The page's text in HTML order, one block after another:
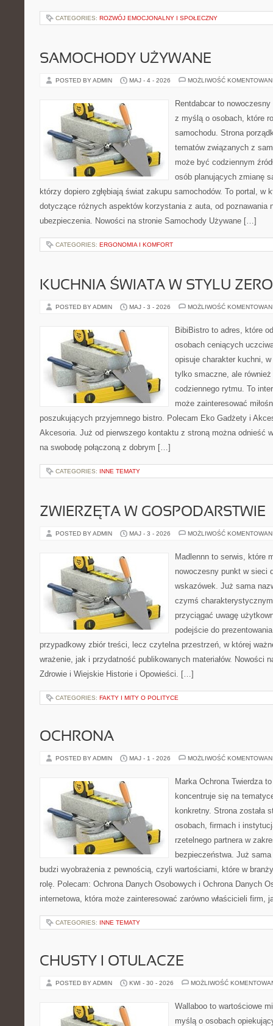
CATEGORIES: ROZWÓJ EMOCJONALNY I SPOŁECZNY
SAMOCHODY UŻYWANE
POSTED BY ADMIN MAJ - 4 - 2026 MOŻLIWOŚĆ
Rentdabcar to
z myślą o osobach, które
samochodu. Strona
tematów związanych z
może być codziennym
osób planujących zmianę
którzy dopiero zgłębiają świat zakupu samochodów. To portal, w
dotyczące różnych aspektów korzystania z auta, od poznawania
ubezpieczenia. Nowości na stronie Samochody Używane […]
CATEGORIES: ERGONOMIA I KOMFORT
KUCHNIA ŚWIATA W STYLU
POSTED BY ADMIN MAJ - 3 - 2026 MOŻLIWOŚĆ
BibiBistro to adres, które
osobach ceniących
opisuje charakter kuchni,
tylko smaczne, ale również
codziennego rytmu. To
może zainteresować
poszukujących przyjemnego bistro. Polecam Eko Gadżety i
Akcesoria. Już od pierwszego kontaktu z stroną można odnieść
na swobodę połączoną z dobrym […]
CATEGORIES: INNE TEMATY
ZWIERZĘTA W GOSPODARSTWIE
POSTED BY ADMIN MAJ - 3 - 2026 MOŻLIWOŚĆ
Madlennn to serwis, które
nowoczesny punkt w sieci
wskazówek. Już sama
czymś
przyciągać uwagę
podejście do
przypadkowy zbiór treści, lecz czytelna przestrzeń, w której
wrażenie, jak i przydatność publikowanych materiałów. Nowości
Zdrowie i Wiejskie Historie i Opowieści. […]
CATEGORIES: FAKTY I MITY O POLITYCE
OCHRONA
POSTED BY ADMIN MAJ - 1 - 2026 MOŻLIWOŚĆ
Marka Ochrona Twierdza
koncentruje się na
konkretny. Strona została
osobach, firmach i
rzetelnego partnera w
bezpieczeństwa. Już
budzi wyobrażenia z pewnością, czyli wartościami, które w
rolę. Polecam: Ochrona Danych Osobowych i Ochrona Danych
internetowa, która może zainteresować zarówno właścicieli firm,
CATEGORIES: INNE TEMATY
CHUSTY I OTULACZE
POSTED BY ADMIN KWI - 30 - 2026 MOŻLIWOŚĆ
Wallaboo to wartościowe
myślą o osobach